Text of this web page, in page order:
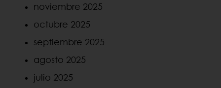
noviembre 2025
octubre 2025
septiembre 2025
agosto 2025
julio 2025